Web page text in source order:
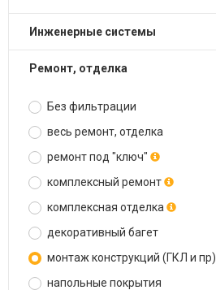
инженерные системы
ремонт, отделка
Без фильтрации
весь ремонт, отделка
ремонт под "ключ"
комплексный ремонт
комплексная отделка
декоративный багет
монтаж конструкций (ГКЛ и пр)
напольные покрытия